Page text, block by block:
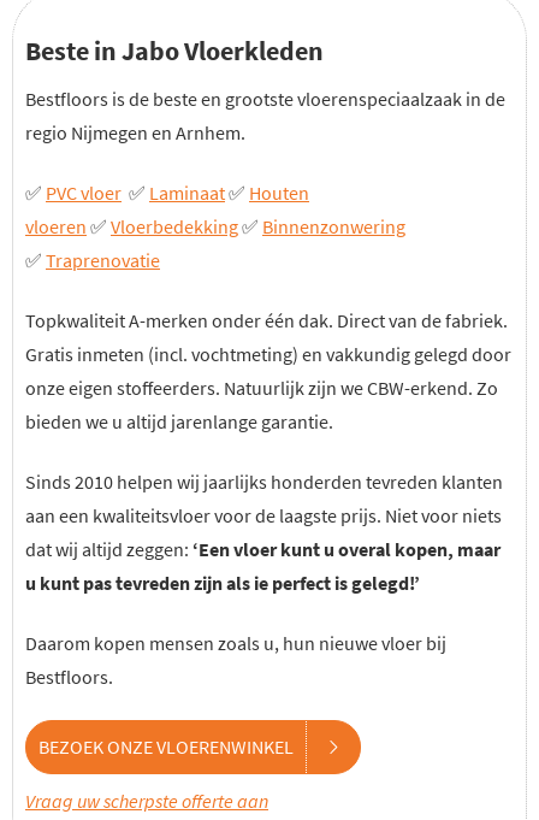
Beste in Jabo Vloerkleden
Bestfloors is de beste en grootste vloerenspeciaalzaak in de
regio Nijmegen en Arnhem.
✅ PVC vloer ✅ Laminaat✅ Houten
vloeren ✅ Vloerbedekking✅ Binnenzonwering
✅ Traprenovatie
Topkwaliteit A-merken onder één dak. Direct van de fabriek.
Gratis inmeten (incl. vochtmeting) en vakkundig gelegd door
onze eigen stoffeerders. Natuurlijk zijn we CBW-erkend. Zo
bieden we u altijd jarenlange garantie.
Sinds 2010 helpen wij jaarlijks honderden tevreden klanten
aan een kwaliteitsvloer voor de laagste prijs. Niet voor niets
dat wij altijd zeggen: ‘Een vloer kunt u overal kopen, maar
u kunt pas tevreden zijn als ie perfect is gelegd!’
Daarom kopen mensen zoals u, hun nieuwe vloer bij
Bestfloors.
BEZOEK ONZE VLOERENWINKEL
Vraag uw scherpste offerte aan